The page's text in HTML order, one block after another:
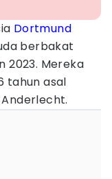
Dortmund
berbakat
2023. Mereka
tahun asal
Anderlecht.